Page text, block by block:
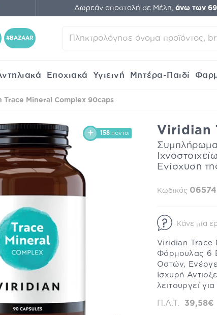
Δωρεάν αποστολή σε Μέλη, άνω των
#BAZAAR
Εποχιακά Υγιεινή Μητέρα-Παιδί
Trace Mineral Complex 90caps
158 πόντοι Viridian
Ενίσχυση
Κωδικός
Κάνε μία
Viridian Trace
Φόρμουλας 6
Οστών,
Ισχυρή
λειτουργεί
Π.Λ.Τ. 39,58€